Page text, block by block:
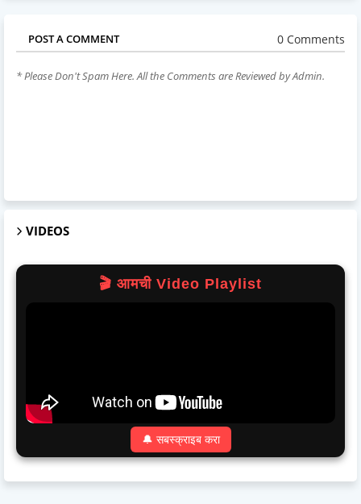
POST A COMMENT 0 Comments
* Please Don't Spam Here. All the Comments are Reviewed by Admin.
VIDEOS
🎬 आमची Video Playlist
🔔 सबस्क्राइब करा